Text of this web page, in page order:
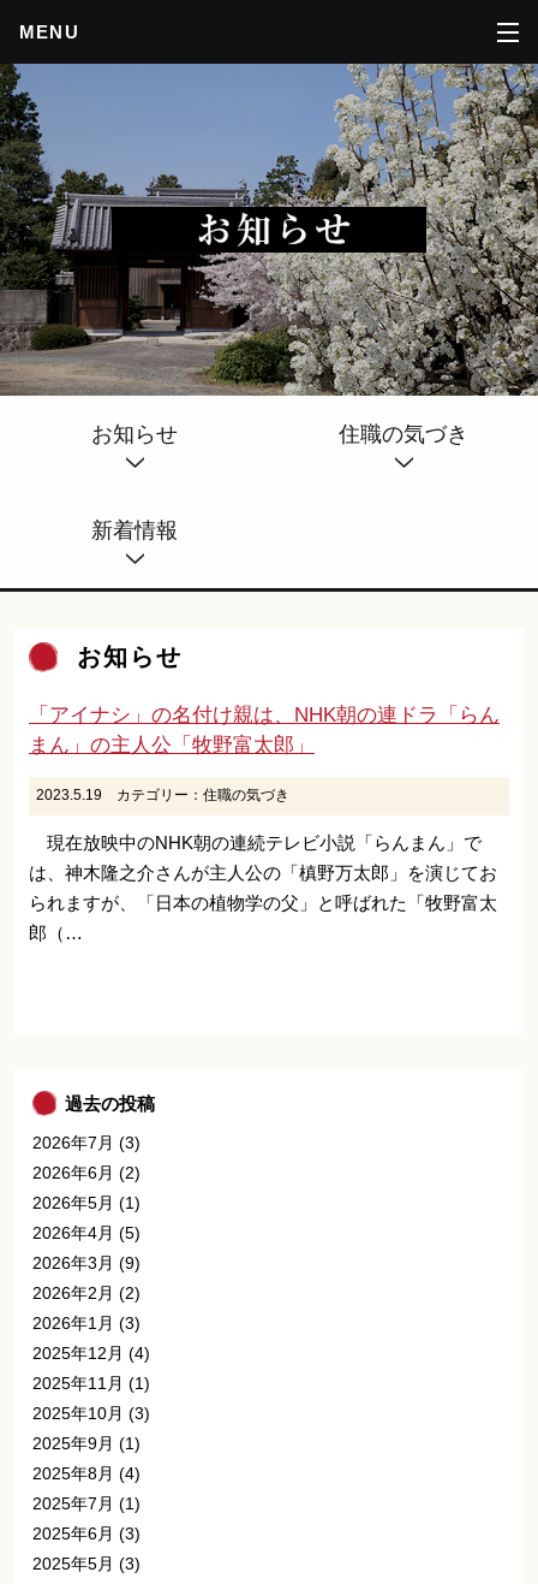
MENU
お知らせ 住職の気づき
新着情報
お知らせ
「アイナシ」の名付け親は、NHK朝の連ドラ「らん
まん」の主人公「牧野富太郎」
2023.5.19 カテゴリー：住職の気づき
現在放映中のNHK朝の連続テレビ小説「らんまん」で
は、神木隆之介さんが主人公の「槙野万太郎」を演じてお
られますが、「日本の植物学の父」と呼ばれた「牧野富太
郎（…
過去の投稿
2026年7月 (3)
2026年6月 (2)
2026年5月 (1)
2026年4月 (5)
2026年3月 (9)
2026年2月 (2)
2026年1月 (3)
2025年12月 (4)
2025年11月 (1)
2025年10月 (3)
2025年9月 (1)
2025年8月 (4)
2025年7月 (1)
2025年6月 (3)
2025年5月 (3)